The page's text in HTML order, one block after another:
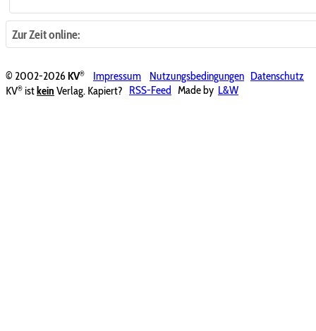
Zur Zeit online:
© 2002-2026KV® Impressum Nutzungsbedingungen Datenschutz
KV® istkein Verlag. Kapiert? RSS-Feed Made by L&W